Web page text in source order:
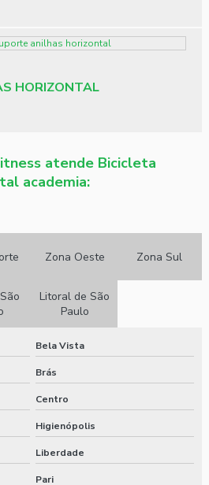
articulado
fitness
para academia preço
HORIZONTAL
atende Bicicleta
academia:
Zona Oeste Zona Sul
Litoral de São
Paulo
Bela Vista
Brás
Centro
Higienópolis
Liberdade
Pari